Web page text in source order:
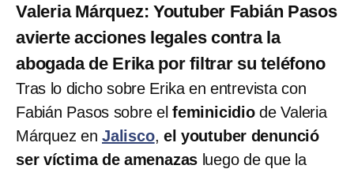
Valeria Márquez: Youtuber Fabián Pasos
avierte acciones legales contra la
abogada de Erika por filtrar su teléfono
Tras lo dicho sobre Erika en entrevista con
Fabián Pasos sobre elfeminicidiode Valeria
Márquez enJalisco, el youtuber denunció
ser víctima de amenazas luego de que la